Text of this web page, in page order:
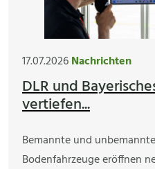
17.07.2026Nachrichten
DLR und
vertiefen...
Bemannte und
Bodenfahrzeuge eröffnen